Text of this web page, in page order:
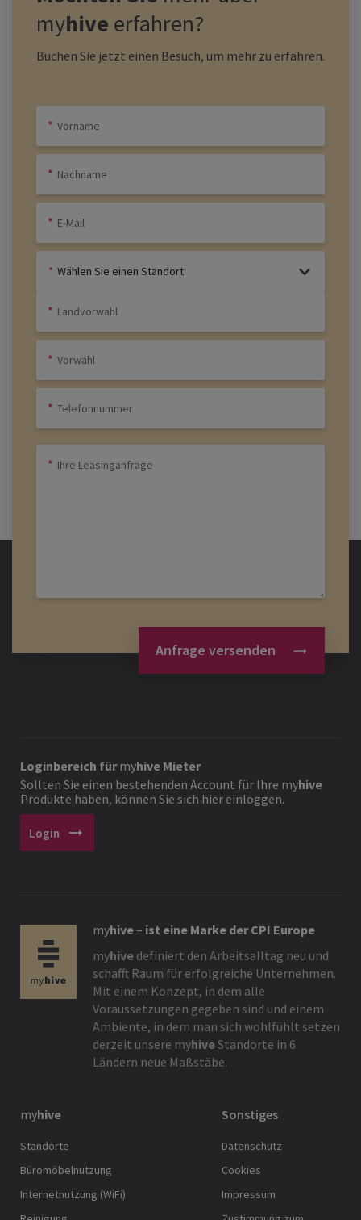
myhive erfahren?
Buchen Sie jetzt einen Besuch, um mehr zu erfahren.
Wählen Sie einen Standort
Anfrage versenden
Loginbereich fürmyhive Mieter
Sollten Sie einen bestehenden Account für Ihre myhive
Produkte haben, können Sie sich hier einloggen.
Login arrow_right_alt
myhive– ist eine Marke der CPI Europe
myhive definiert den Arbeitsalltag neu und
schafft Raum für erfolgreiche Unternehmen.
Mit einem Konzept, in dem alle
Voraussetzungen gegeben sind und einem
Ambiente, in dem man sich wohlfühlt setzen
derzeit unsere myhiveStandorte in 6
Ländern neue Maßstäbe.
myhive
Standorte
Büromöbelnutzung
Internetnutzung (WiFi)
Sonstiges
Datenschutz
Cookies
Impressum